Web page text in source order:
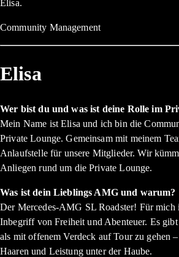
Community Management
Elisa
Wer bist du und was ist deine Rolle im
Mein Name ist Elisa und ich bin die
Private Lounge. Gemeinsam mit meinem
Anlaufstelle für unsere Mitglieder. Wir
Anliegen rund um die Private Lounge.
Was ist dein Lieblings AMG und warum?
Der Mercedes-AMG SL Roadster! Für mich
Inbegriff von Freiheit und Abenteuer. Es gibt
als mit offenem Verdeck auf Tour zu gehen
Haaren und Leistung unter der Haube.